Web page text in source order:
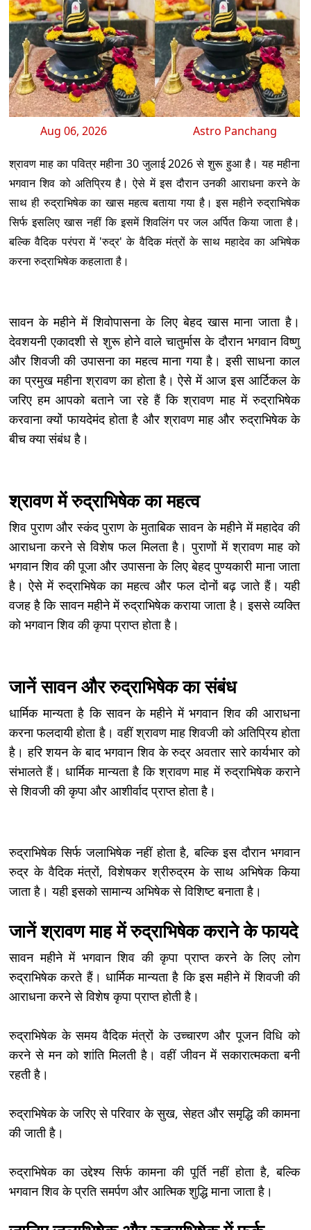
Aug 06, 2026 Astro Panchang
श्रावण माह का पवित्र महीना 30 जुलाई 2026 से शुरू हुआ है। यह महीना
भगवान शिव को अतिप्रिय है। ऐसे में इस दौरान उनकी आराधना करने के
साथ ही रुद्राभिषेक का खास महत्व बताया गया है। इस महीने रुद्राभिषेक
सिर्फ इसलिए खास नहीं कि इसमें शिवलिंग पर जल अर्पित किया जाता है।
बल्कि वैदिक परंपरा में 'रुद्र' के वैदिक मंत्रों के साथ महादेव का अभिषेक
करना रुद्राभिषेक कहलाता है।
सावन के महीने में शिवोपासना के लिए बेहद खास माना जाता है।
देवशयनी एकादशी से शुरू होने वाले चातुर्मास के दौरान भगवान विष्णु
और शिवजी की उपासना का महत्व माना गया है। इसी साधना काल
का प्रमुख महीना श्रावण का होता है। ऐसे में आज इस आर्टिकल के
जरिए हम आपको बताने जा रहे हैं कि श्रावण माह में रुद्राभिषेक
करवाना क्यों फायदेमंद होता है और श्रावण माह और रुद्राभिषेक के
बीच क्या संबंध है।
श्रावण में रुद्राभिषेक का महत्व
शिव पुराण और स्कंद पुराण के मुताबिक सावन के महीने में महादेव की
आराधना करने से विशेष फल मिलता है। पुराणों में श्रावण माह को
भगवान शिव की पूजा और उपासना के लिए बेहद पुण्यकारी माना जाता
है। ऐसे में रुद्राभिषेक का महत्व और फल दोनों बढ़ जाते हैं। यही
वजह है कि सावन महीने में रुद्राभिषेक कराया जाता है। इससे व्यक्ति
को भगवान शिव की कृपा प्राप्त होता है।
जानें सावन और रुद्राभिषेक का संबंध
धार्मिक मान्यता है कि सावन के महीने में भगवान शिव की आराधना
करना फलदायी होता है। वहीं श्रावण माह शिवजी को अतिप्रिय होता
है। हरि शयन के बाद भगवान शिव के रुद्र अवतार सारे कार्यभार को
संभालते हैं। धार्मिक मान्यता है कि श्रावण माह में रुद्राभिषेक कराने
से शिवजी की कृपा और आशीर्वाद प्राप्त होता है।
रुद्राभिषेक सिर्फ जलाभिषेक नहीं होता है, बल्कि इस दौरान भगवान
रुद्र के वैदिक मंत्रों, विशेषकर श्रीरुद्रम के साथ अभिषेक किया
जाता है। यही इसको सामान्य अभिषेक से विशिष्ट बनाता है।
जानें श्रावण माह में रुद्राभिषेक कराने के फायदे
सावन महीने में भगवान शिव की कृपा प्राप्त करने के लिए लोग
रुद्राभिषेक करते हैं। धार्मिक मान्यता है कि इस महीने में शिवजी की
आराधना करने से विशेष कृपा प्राप्त होती है।
रुद्राभिषेक के समय वैदिक मंत्रों के उच्चारण और पूजन विधि को
करने से मन को शांति मिलती है। वहीं जीवन में सकारात्मकता बनी
रहती है।
रुद्राभिषेक के जरिए से परिवार के सुख, सेहत और समृद्धि की कामना
की जाती है।
रुद्राभिषेक का उद्देश्य सिर्फ कामना की पूर्ति नहीं होता है, बल्कि
भगवान शिव के प्रति समर्पण और आत्मिक शुद्धि माना जाता है।